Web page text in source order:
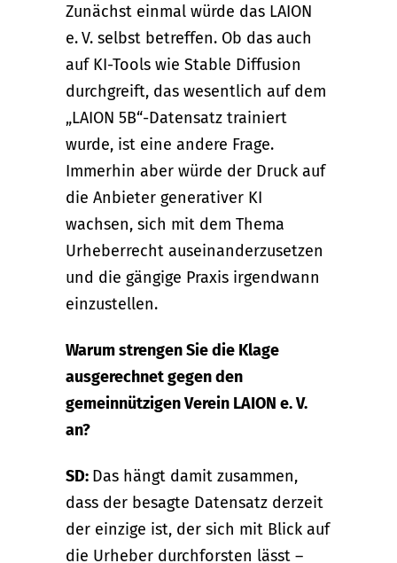
Zunächst einmal würde das LAION
e. V. selbst betreffen. Ob das auch
auf KI-Tools wie Stable Diffusion
durchgreift, das wesentlich auf dem
„LAION 5B“-Datensatz trainiert
wurde, ist eine andere Frage.
Immerhin aber würde der Druck auf
die Anbieter generativer KI
wachsen, sich mit dem Thema
Urheberrecht auseinanderzusetzen
und die gängige Praxis irgendwann
einzustellen.
Warum strengen Sie die Klage
ausgerechnet gegen den
gemeinnützigen Verein LAION e. V.
an?
SD: Das hängt damit zusammen,
dass der besagte Datensatz derzeit
der einzige ist, der sich mit Blick auf
die Urheber durchforsten lässt –